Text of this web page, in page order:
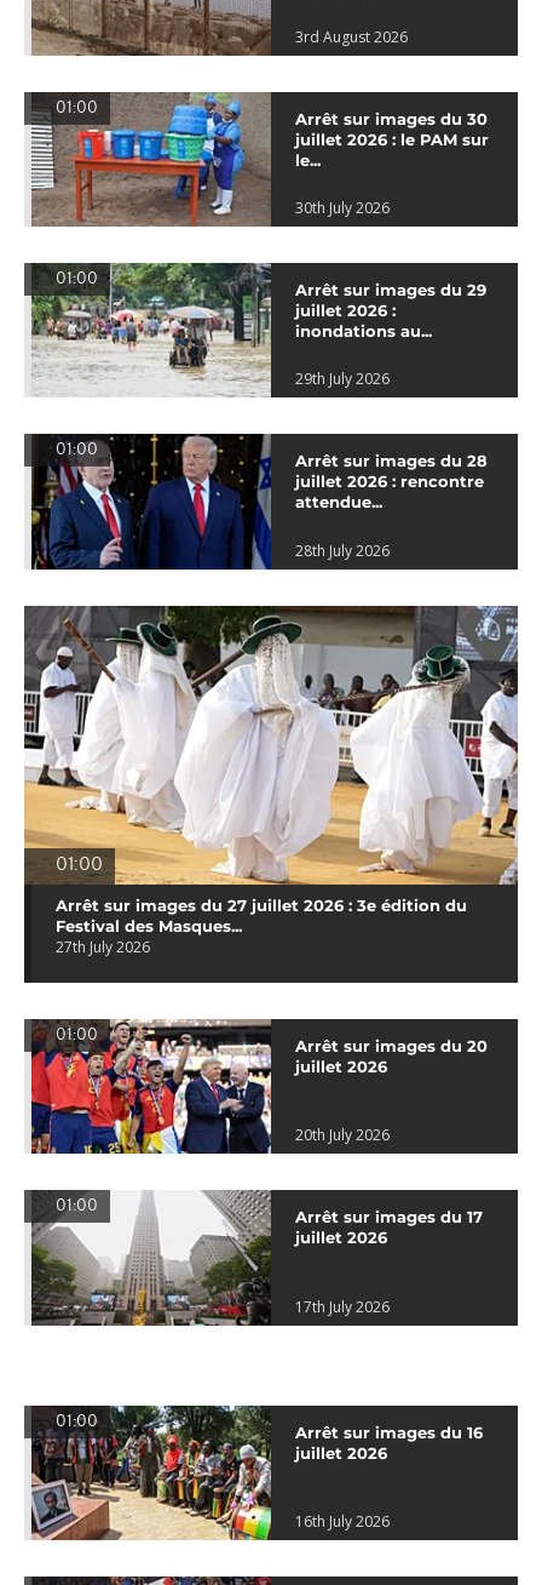
3rd August 2026
01:00
Arrêt sur images du 30
juillet 2026 : le PAM sur
le...
30th July 2026
01:00
Arrêt sur images du 29
juillet 2026 :
inondations au...
29th July 2026
01:00
Arrêt sur images du 28
juillet 2026 : rencontre
attendue...
28th July 2026
01:00
Arrêt sur images du 27 juillet 2026 : 3e édition du
Festival des Masques...
27th July 2026
01:00
Arrêt sur images du 20
juillet 2026
20th July 2026
01:00
Arrêt sur images du 17
juillet 2026
17th July 2026
01:00
Arrêt sur images du 16
juillet 2026
16th July 2026